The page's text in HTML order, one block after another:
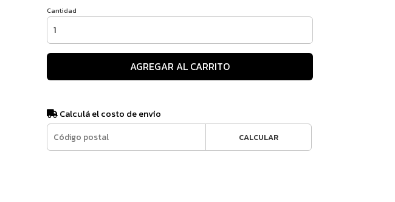
Cantidad
AGREGAR AL CARRITO
Calculá el costo de envío
CALCULAR